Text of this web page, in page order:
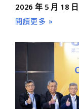
2026 年 5 月 18 日
閱讀更多 »